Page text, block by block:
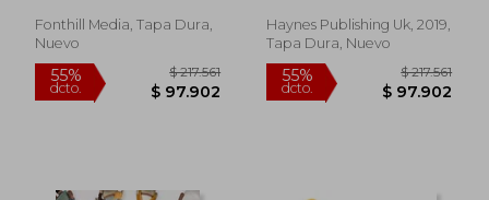
Fonthill Media, Tapa Dura,
Nuevo
(Enthusiasts' Manual)
(en Inglés)
Haynes Publishing Uk, 2019,
Tapa Dura, Nuevo